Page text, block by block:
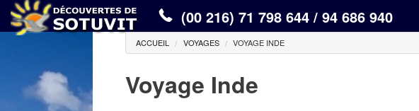
(00 216) 71 798 644 / 94 686 940
ACCUEIL VOYAGES VOYAGE INDE
Voyage Inde